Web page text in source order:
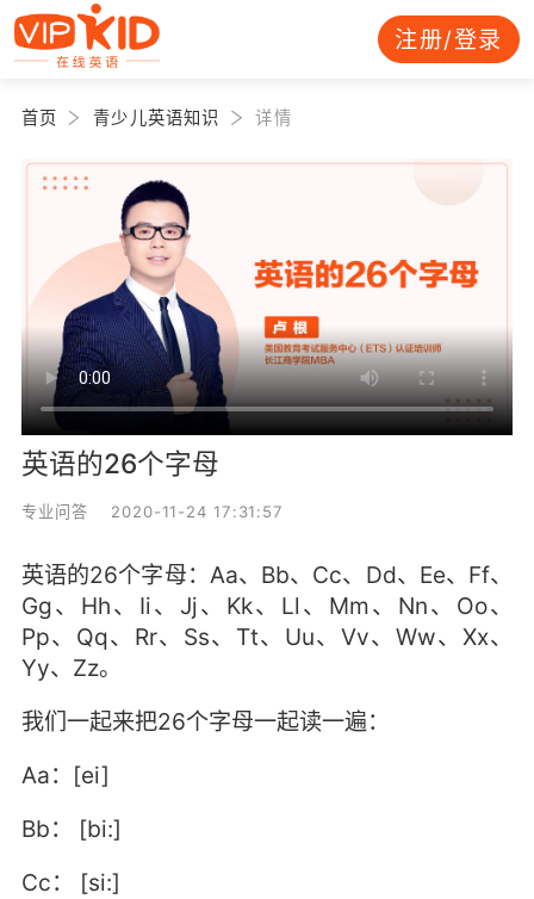
注册/登录
首页 青少儿英语知识 详情
英语的26个字母
专业问答 2020-11-24 17:31:57
英语的26个字母：Aa、Bb、Cc、Dd、Ee、Ff、
Gg、Hh、Ii、Jj、Kk、Ll、Mm、Nn、Oo、
Pp、Qq、Rr、Ss、Tt、Uu、Vv、Ww、Xx、
Yy、Zz。
我们一起来把26个字母一起读一遍：
Aa：[ei]
Bb： [bi:]
Cc： [si:]